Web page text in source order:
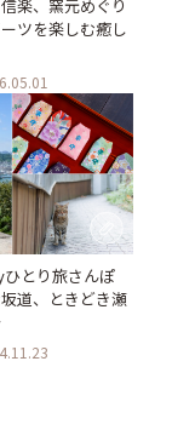
楽、窯元めぐり
ツを楽しむ癒し
とり旅さんぽ
道、ときどき瀬